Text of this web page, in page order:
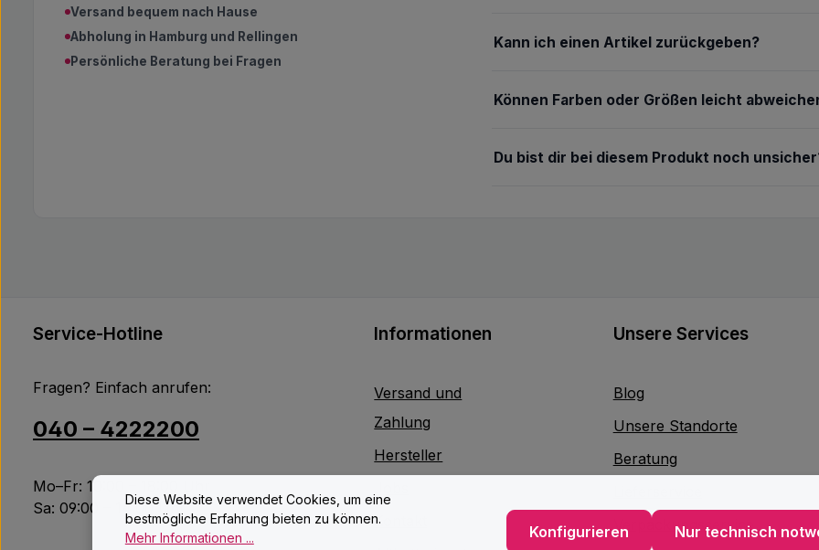
Versand bequem nach Hause
Abholung in Hamburg und Rellingen
Persönliche Beratung bei Fragen
Kann ich einen Artikel zurückgeben?
Können Farben oder Größen leicht
Du bist dir bei diesem Produkt noch
Service-Hotline
Fragen? Einfach anrufen:
040 – 4222200
Mo–Fr: 10:00 – 18:00 Uhr
Sa: 09:00 – 14:00 Uhr
Informationen
Versand und
Zahlung
Hersteller
Kontakt
Unsere Services
Blog
Unsere Standorte
Beratung
Verpackungsservice
Diese Website verwendet Cookies, um eine
bestmögliche Erfahrung bieten zu können.
Mehr Informationen ...
Nur technisch
Konfigurieren